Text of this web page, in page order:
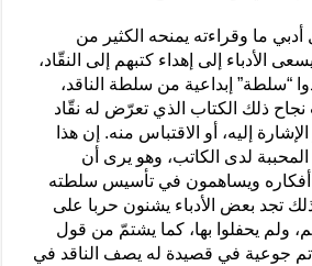
أدبي ما وقراءته يمنحه الكثير من
الأدباء إلى إهداء كتبهم إلى النقّاد،
“سلطة” إبداعية من سلطة الناقد،
ذلك الكتاب الذي تعرّض له نقّاد
إليه، أو الاقتباس منه. إن هذا
لدى الكاتب، وهو يرى أن
أفكاره ويساهمون في تأسيس سلطته
تجد بعض الأدباء يشنون حربا على
ولم يحفلوا بها، كما يشتمّ من قول
جوعية في قصيدة له يصف الناقد في